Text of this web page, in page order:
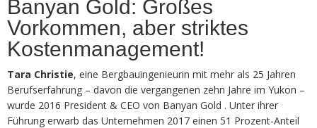
Banyan Gold: Großes
Vorkommen, aber striktes
Kostenmanagement!
Tara Christie, eine Bergbauingenieurin mit mehr als 25 Jahren
Berufserfahrung – davon die vergangenen zehn Jahre im Yukon –
wurde 2016 President & CEO von Banyan Gold . Unter ihrer
Führung erwarb das Unternehmen 2017 einen 51 Prozent-Anteil